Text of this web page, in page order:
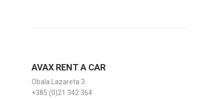
AVAX RENT A CAR
Obala Lazareta 3
+385 (0)21 342 364